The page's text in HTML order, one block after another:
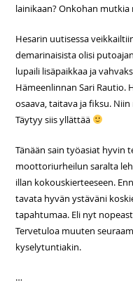
lainikaan? Onkohan mutkia
Hesarin uutisessa
demarinaisista olisi
lupaili lisäpaikkaa ja
Hämeenlinnan Sari Rautio.
osaava, taitava ja fiksu.
Täytyy siis yllättää
Tänään sain työasiat hyvin
moottoriurheilun saralta
illan kokouskierteeseen.
tavata hyvän ystäväni
tapahtumaa. Eli nyt
Tervetuloa muuten
kyselytuntiakin.
…